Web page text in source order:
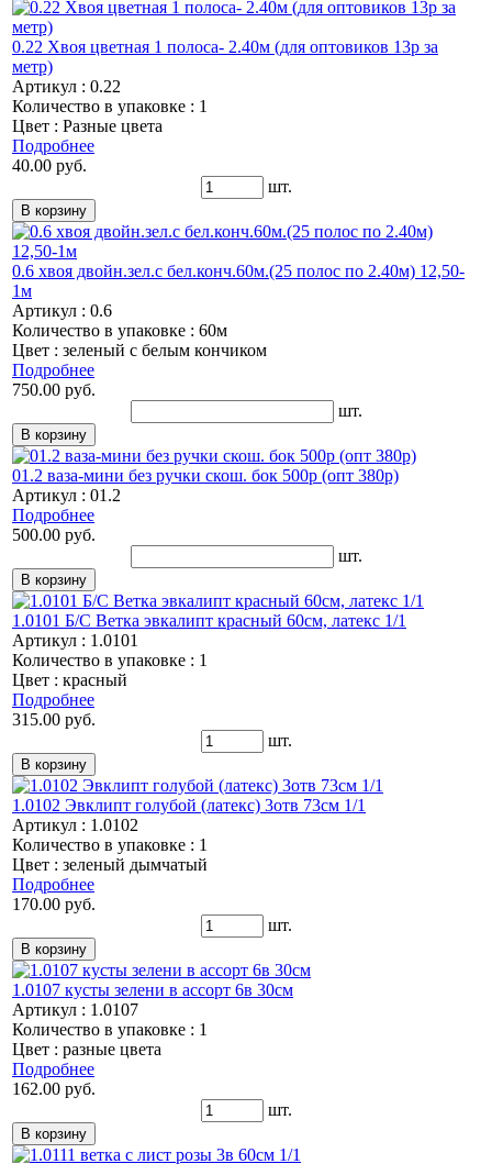
0.22 Хвоя цветная 1 полоса- 2.40м (для оптовиков 13р за
метр)
Артикул : 0.22
Количество в упаковке : 1
Цвет : Разные цвета
Подробнее
40.00 руб.
шт.
0.6 хвоя двойн.зел.с бел.конч.60м.(25 полос по 2.40м) 12,50-
1м
Артикул : 0.6
Количество в упаковке : 60м
Цвет : зеленый с белым кончиком
Подробнее
750.00 руб.
шт.
01.2 ваза-мини без ручки скош. бок 500р (опт 380р)
Артикул : 01.2
Подробнее
500.00 руб.
шт.
1.0101 Б/С Ветка эвкалипт красный 60см, латекс 1/1
Артикул : 1.0101
Количество в упаковке : 1
Цвет : красный
Подробнее
315.00 руб.
шт.
1.0102 Эвклипт голубой (латекс) 3отв 73см 1/1
Артикул : 1.0102
Количество в упаковке : 1
Цвет : зеленый дымчатый
Подробнее
170.00 руб.
шт.
1.0107 кусты зелени в ассорт 6в 30см
Артикул : 1.0107
Количество в упаковке : 1
Цвет : разные цвета
Подробнее
162.00 руб.
шт.